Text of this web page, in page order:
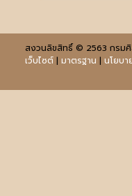
สงวนลิขสิทธิ์ © 2563 กรม
เว็บไซต์| มาตรฐาน | นโยบ